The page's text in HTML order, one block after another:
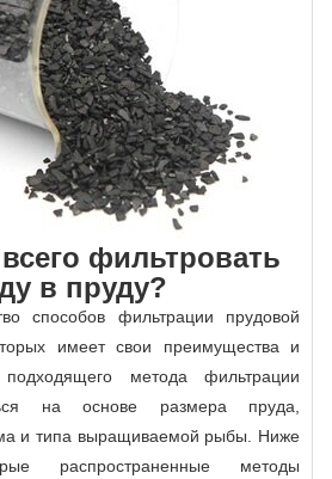
фильтровать
в пруду?
способов фильтрации прудовой
имеет свои преимущества и
метода фильтрации
на основе размера пруда,
и типа выращиваемой рыбы. Ниже
распространенные методы